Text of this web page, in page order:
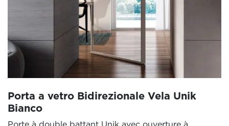
Porta a vetro Bidirezionale Vela Unik
Bianco
Porte à double battant Unik avec ouverture à